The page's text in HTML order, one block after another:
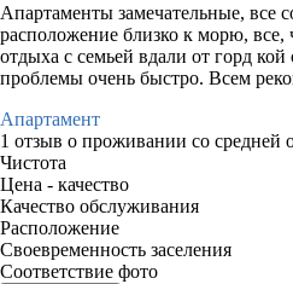
Апартаменты замечательные, все
расположение близко к морю, все,
отдыха с семьей вдали от горд
проблемы очень быстро. Всем
Апартамент
1 отзыв о проживании со средней
Чистота
Цена - качество
Качество обслуживания
Расположение
Своевременность заселения
Соответствие фото